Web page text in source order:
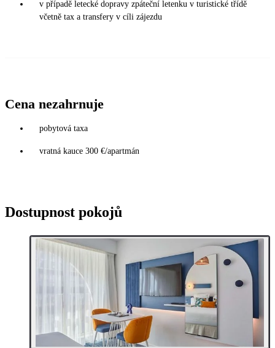
v případě letecké dopravy zpáteční letenku v turistické třídě
včetně tax a transfery v cíli zájezdu
Cena nezahrnuje
pobytová taxa
vratná kauce 300 €/apartmán
Dostupnost pokojů